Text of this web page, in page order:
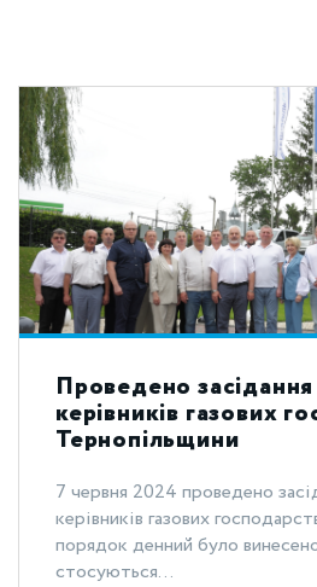
Проведено
керівників газових
Тернопільщини
7 червня 2024 проведено
керівників газових
порядок денний було
стосуються...